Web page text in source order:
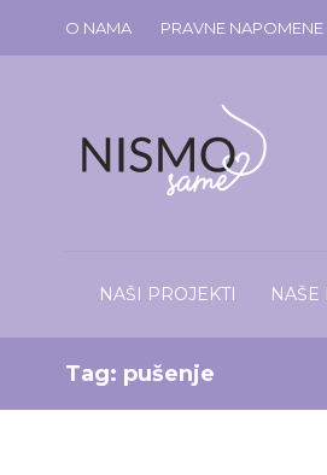
O NAMA PRAVNE NAPOMENE
NAŠI PROJEKTI NAŠE
Tag: pušenje